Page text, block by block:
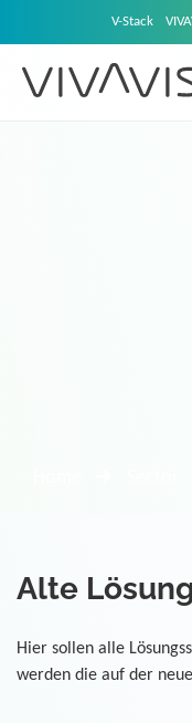
V-Stack
Alte
Hier sollen alle
werden die auf der